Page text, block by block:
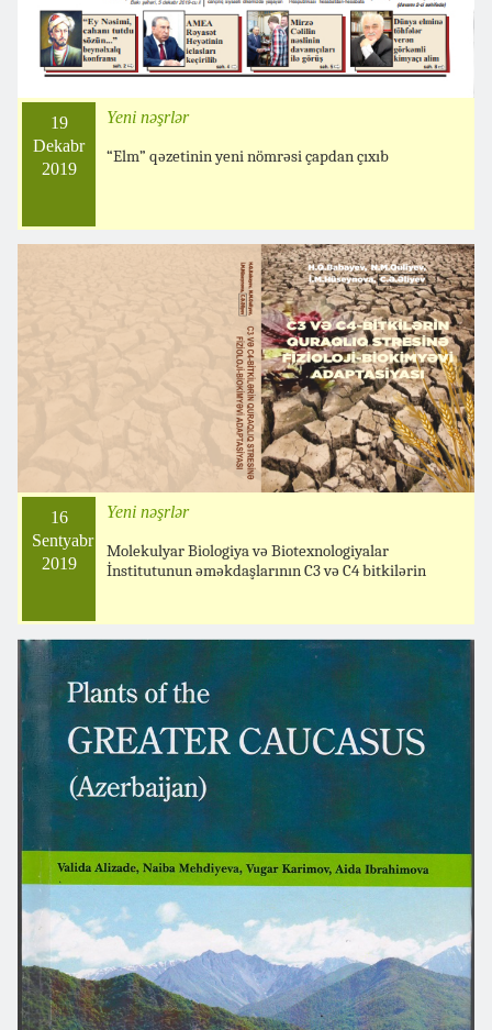
19
Dekabr
2019
Yeni nəşrlər
“Elm” qəzetinin yeni nömrəsi çapdan çıxıb
16
Sentyabr
2019
Yeni nəşrlər
Molekulyar Biologiya və Biotexnologiyalar
İnstitutunun əməkdaşlarının C3 və C4 bitkilərin